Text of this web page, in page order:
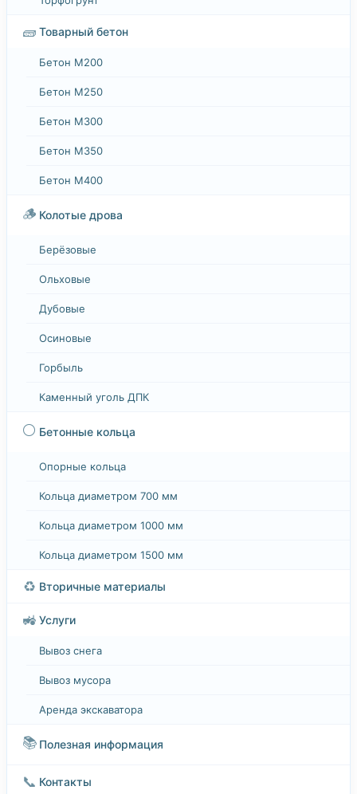
🧱 Товарный бетон
Бетон М200
Бетон М250
Бетон М300
Бетон М350
Бетон М400
🪵 Колотые дрова
Берёзовые
Ольховые
Дубовые
Осиновые
Горбыль
Каменный уголь ДПК
⚪ Бетонные кольца
Опорные кольца
Кольца диаметром 700 мм
Кольца диаметром 1000 мм
Кольца диаметром 1500 мм
♻️ Вторичные материалы
🚜 Услуги
Вывоз снега
Вывоз мусора
Аренда экскаватора
📚 Полезная информация
📞 Контакты